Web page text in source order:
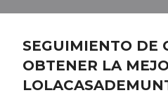
SEGUIMIENTO DE
OBTENER LA